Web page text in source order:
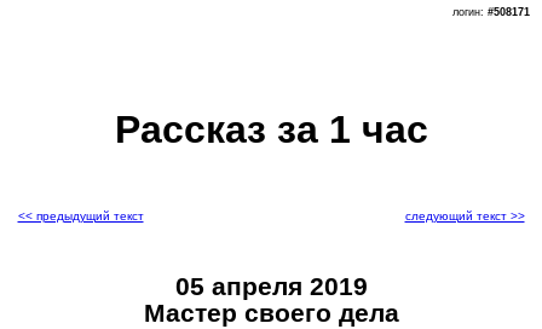
Рассказ за 1 час
логин: #508171
<< предыдущий текст следующий текст >>
05 апреля 2019
Мастер своего дела